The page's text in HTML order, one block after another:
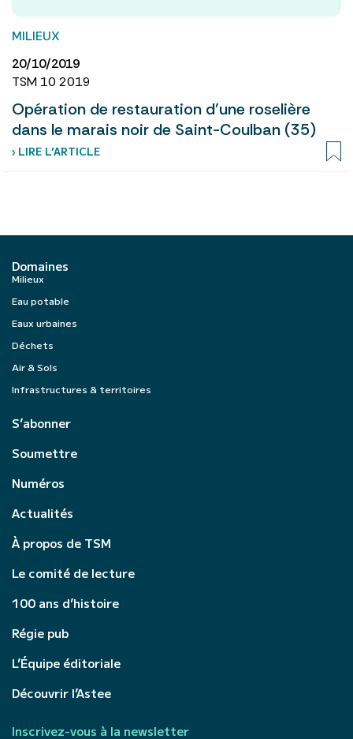
MILIEUX
20/10/2019
TSM 10 2019
Opération de restauration d’une roselière
dans le marais noir de Saint-Coulban (35)
› LIRE L’ARTICLE
Domaines
Milieux
Eau potable
Eaux urbaines
Déchets
Air & Sols
Infrastructures & territoires
S’abonner
Soumettre
Numéros
Actualités
À propos de TSM
Le comité de lecture
100 ans d’histoire
Régie pub
L’Équipe éditoriale
Découvrir l’Astee
Inscrivez-vous à la newsletter